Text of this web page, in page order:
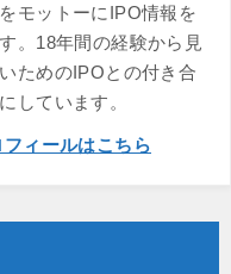
モットーにIPO情報を
。18年間の経験から見
ためのIPOとの付き合
しています。
ィールはこちら